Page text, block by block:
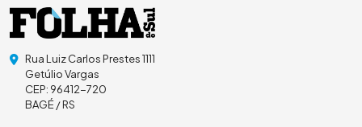
Rua Luiz Carlos Prestes 1111
Getúlio Vargas
CEP: 96412-720
BAGÉ / RS